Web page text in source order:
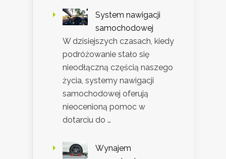
System nawigacji
samochodowej
W dzisiejszych czasach, kiedy
podróżowanie stało się
nieodłączną częścią naszego
życia, systemy nawigacji
samochodowej oferują
nieocenioną pomoc w
dotarciu do …
Wynajem